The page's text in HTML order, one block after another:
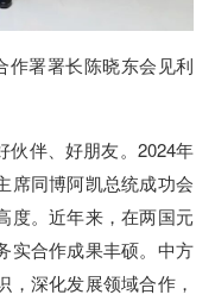
署署长陈晓东会见利
伴、好朋友。2024年
席同博阿凯总统成功会
度。近年来，在两国元
实合作成果丰硕。中方
，深化发展领域合作，